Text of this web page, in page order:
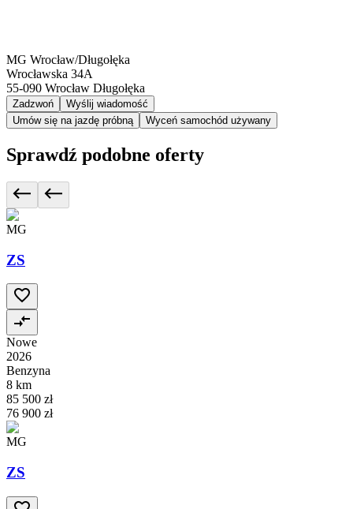
MG Wrocław/Długołęka
Wrocławska 34A
55-090 Wrocław Długołęka
Zadzwoń
Wyślij wiadomość
Umów się na jazdę próbną
Wyceń samochód używany
Sprawdź podobne oferty
MG
ZS
Nowe
2026
Benzyna
8 km
85 500 zł
76 900 zł
MG
ZS